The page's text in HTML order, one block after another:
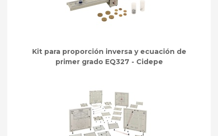
Kit para proporción inversa y ecuación de
primer grado EQ327 - Cidepe